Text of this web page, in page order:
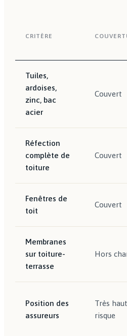
CRITÈRE
Tuiles,
ardoises,
zinc, bac
acier
Couvert
Réfection
complète de
toiture
Couvert
Fenêtres de
toit
Couvert
Membranes
sur toiture-
terrasse
Hors
Position des
assureurs
Très haut
risque